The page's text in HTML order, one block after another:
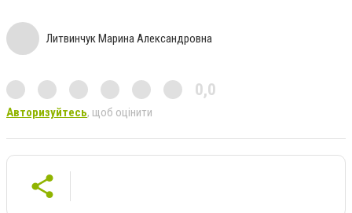
Литвинчук Марина Александровна
0,0
Авторизуйтесь, щоб оцінити